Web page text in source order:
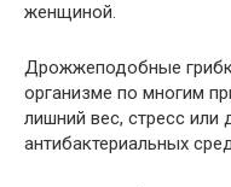
женщиной.
Дрожжеподобные
организме по многим
лишний вес, стресс или
антибактериальных